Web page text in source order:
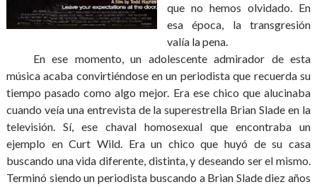
que no hemos olvidado. En
esa época, la transgresión
valía la pena.
En ese momento, un adolescente admirador de esta
música acaba convirtiéndose en un periodista que recuerda su
tiempo pasado como algo mejor. Era ese chico que alucinaba
cuando veía una entrevista de la superestrella Brian Slade en la
televisión. Sí, ese chaval homosexual que encontraba un
ejemplo en Curt Wild. Era un chico que huyó de su casa
buscando una vida diferente, distinta, y deseando ser el mismo.
Terminó siendo un periodista buscando a Brian Slade diez años